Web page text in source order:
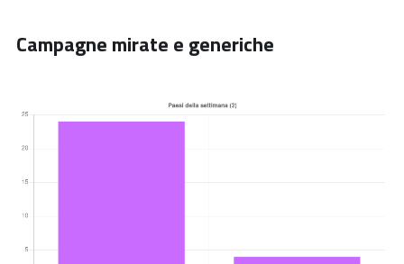
Campagne mirate e generiche